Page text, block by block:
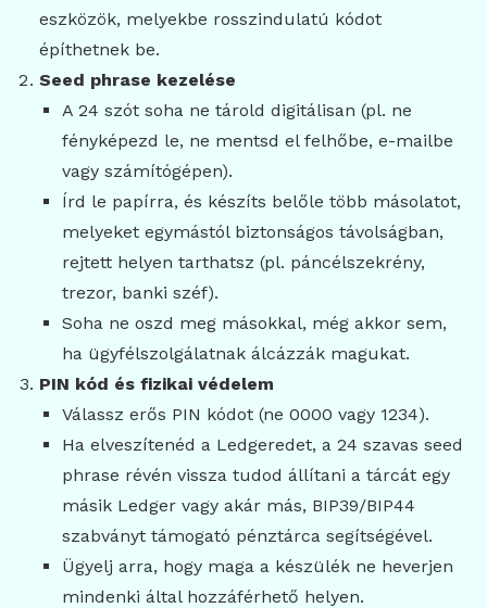
eszközök, melyekbe rosszindulatú kódot
építhetnek be.
Seed phrase kezelése
A 24 szót soha ne tárold digitálisan (pl. ne
fényképezd le, ne mentsd el felhőbe, e-mailbe
vagy számítógépen).
Írd le papírra, és készíts belőle több másolatot,
melyeket egymástól biztonságos távolságban,
rejtett helyen tarthatsz (pl. páncélszekrény,
trezor, banki széf).
Soha ne oszd meg másokkal, még akkor sem,
ha ügyfélszolgálatnak álcázzák magukat.
PIN kód és fizikai védelem
Válassz erős PIN kódot (ne 0000 vagy 1234).
Ha elveszítenéd a Ledgeredet, a 24 szavas seed
phrase révén vissza tudod állítani a tárcát egy
másik Ledger vagy akár más, BIP39/BIP44
szabványt támogató pénztárca segítségével.
Ügyelj arra, hogy maga a készülék ne heverjen
mindenki által hozzáférhető helyen.